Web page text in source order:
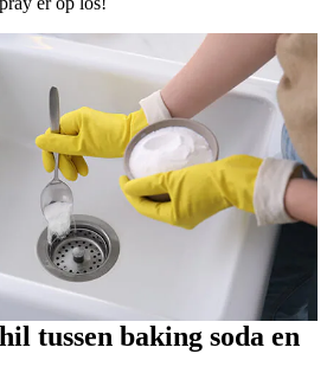
tussen baking soda en